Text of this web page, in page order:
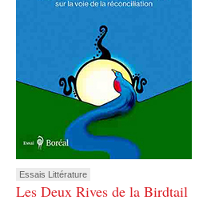
Essais Littérature
Les Deux Rives de la Birdtail